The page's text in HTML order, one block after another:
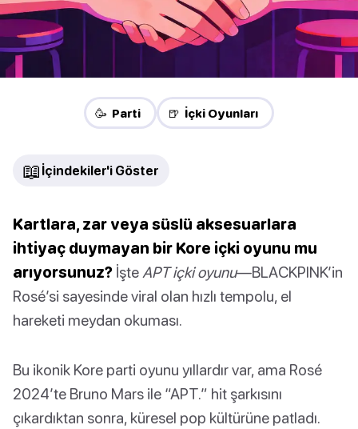
🥳 Parti 🍺 İçki Oyunları
📖 İçindekiler'i Göster
Kartlara, zar veya süslü aksesuarlara
ihtiyaç duymayan bir Kore içki oyunu mu
arıyorsunuz? İşte APT içki oyunu—BLACKPINK’in
Rosé’si sayesinde viral olan hızlı tempolu, el
hareketi meydan okuması.
Bu ikonik Kore parti oyunu yıllardır var, ama Rosé
2024’te Bruno Mars ile “APT.” hit şarkısını
çıkardıktan sonra, küresel pop kültürüne patladı.